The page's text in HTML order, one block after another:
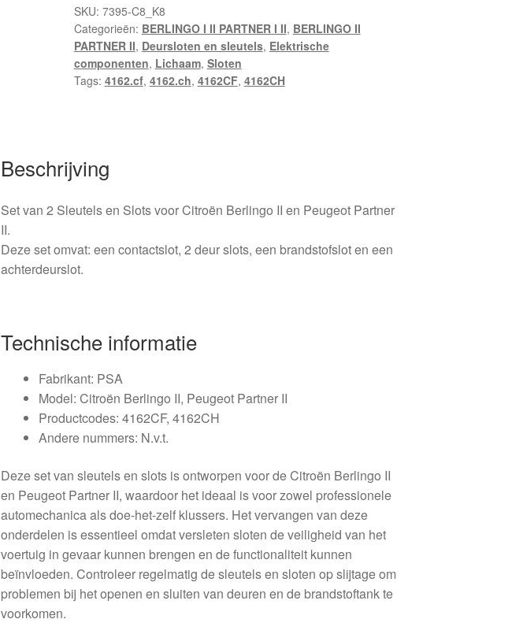
en
sloten
Citroën
Berlingo
II
SKU: 7395-C8_K8
Categorieën: BERLINGO I II PARTNER I II, BERLINGO II
PARTNER II, Deursloten en sleutels, Elektrische
componenten, Lichaam, Sloten
Tags: 4162.cf, 4162.ch, 4162CF, 4162CH
Beschrijving
Set van 2 Sleutels en Slots voor Citroën Berlingo II en Peugeot Partner
II.
Deze set omvat: een contactslot, 2 deur slots, een brandstofslot en een
achterdeurslot.
Technische informatie
Fabrikant: PSA
Model: Citroën Berlingo II, Peugeot Partner II
Productcodes: 4162CF, 4162CH
Andere nummers: N.v.t.
Deze set van sleutels en slots is ontworpen voor de Citroën Berlingo II
en Peugeot Partner II, waardoor het ideaal is voor zowel professionele
automechanica als doe-het-zelf klussers. Het vervangen van deze
onderdelen is essentieel omdat versleten sloten de veiligheid van het
voertuig in gevaar kunnen brengen en de functionaliteit kunnen
beïnvloeden. Controleer regelmatig de sleutels en sloten op slijtage om
problemen bij het openen en sluiten van deuren en de brandstoftank te
voorkomen.